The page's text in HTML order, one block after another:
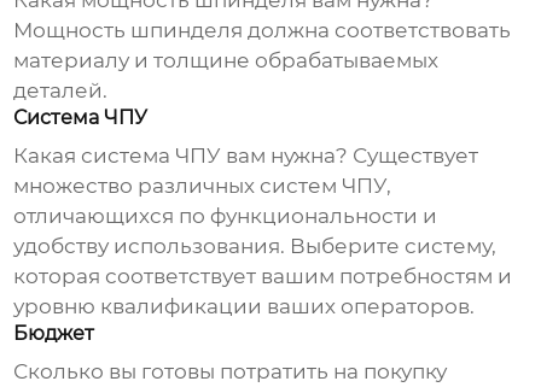
Мощность шпинделя должна соответствовать
материалу и толщине обрабатываемых
деталей.
Система ЧПУ
Какая система ЧПУ вам нужна? Существует
множество различных систем ЧПУ,
отличающихся по функциональности и
удобству использования. Выберите систему,
которая соответствует вашим потребностям и
уровню квалификации ваших операторов.
Бюджет
Сколько вы готовы потратить на покупку